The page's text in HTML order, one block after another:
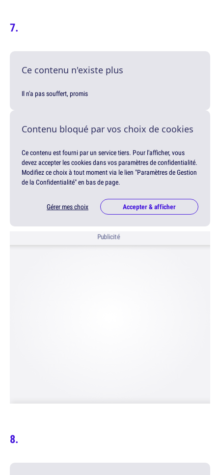
Ce contenu n'existe plus
Il n'a pas souffert, promis
Contenu bloqué par vos choix de cookies
Ce contenu est fourni par un service tiers. Pour l'afficher, vous
devez accepter les cookies dans vos paramètres de confidentialité.
Modifiez ce choix à tout moment via le lien "Paramètres de Gestion
de la Confidentialité" en bas de page.
Gérer mes choix Accepter & afficher
Publicité